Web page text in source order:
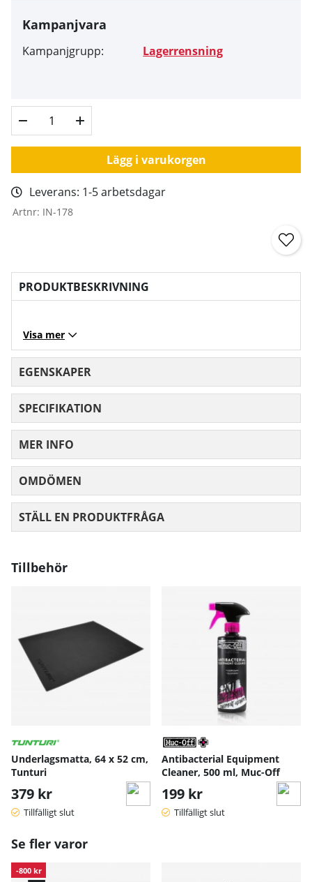
Kampanjvara
Kampanjgrupp: Lagerrensning
Lägg i varukorgen
Leverans: 1-5 arbetsdagar
Artnr: IN-178
PRODUKTBESKRIVNING
Visa mer
EGENSKAPER
SPECIFIKATION
MER INFO
OMDÖMEN
STÄLL EN PRODUKTFRÅGA
Tillbehör
Underlagsmatta, 64 x 52 cm,
Tunturi
379 kr
Tillfälligt slut
Antibacterial Equipment
Cleaner, 500 ml, Muc-Off
199 kr
Tillfälligt slut
Se fler varor
-800 kr